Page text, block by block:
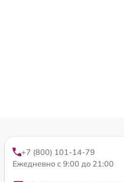
+7 (800) 101-14-79
Ежедневно с 9:00 до 21:00